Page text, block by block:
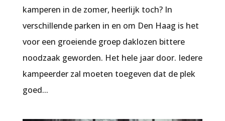
kamperen in de zomer, heerlijk toch? In
verschillende parken in en om Den Haag is het
voor een groeiende groep daklozen bittere
noodzaak geworden. Het hele jaar door. Iedere
kampeerder zal moeten toegeven dat de plek
goed...